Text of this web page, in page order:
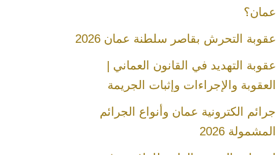
عمان؟
عقوبة التحرش بقاصر سلطنة عمان 2026
عقوبة التهديد في القانون العماني |
العقوبة والإجراءات وإثبات الجريمة
جرائم الكترونية عمان وأنواع الجرائم
المشمولة 2026